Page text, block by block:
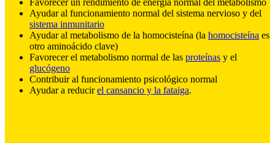
Ayudar al funcionamiento normal del sistema nervioso y del
sistema inmunitario
Ayudar al metabolismo de la homocisteína (la homocisteína es
otro aminoácido clave)
Favorecer el metabolismo normal de las proteínas y el
glucógeno
Contribuir al funcionamiento psicológico normal
Ayudar a reducirel cansancio y la fataiga.